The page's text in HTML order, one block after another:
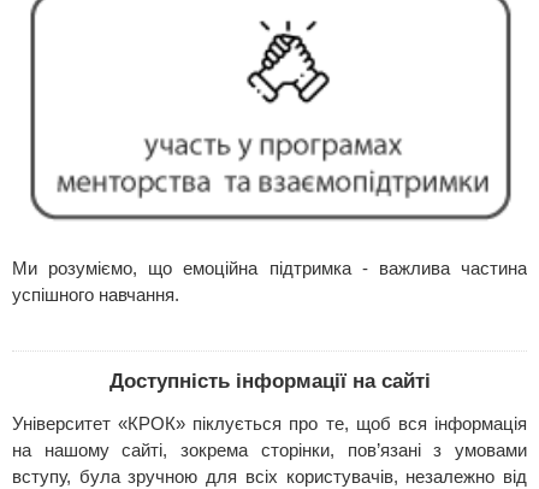
Ми розуміємо, що емоційна підтримка - важлива частина
успішного навчання.
Доступність інформації на сайті
Університет «КРОК» піклується про те, щоб вся інформація
на нашому сайті, зокрема сторінки, пов’язані з умовами
вступу, була зручною для всіх користувачів, незалежно від